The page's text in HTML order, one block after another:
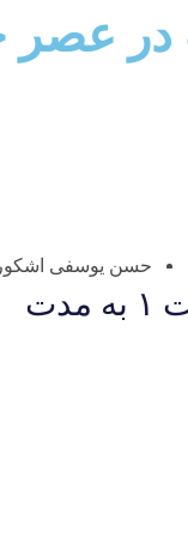
در عصر
حسن یوسفی
برنامه تلويزيونى "پرتو نور" شماره ۱۷۴۱ دين و قدرت در عصر خلافت ۱ به مدت